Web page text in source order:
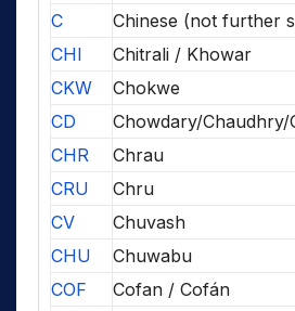
C
Chinese (not further
CHI
Chitrali / Khowar
CKW
Chokwe
CD
Chowdary/Chaudhry/
CHR
Chrau
CRU
Chru
CV
Chuvash
CHU
Chuwabu
COF
Cofan / Cofán